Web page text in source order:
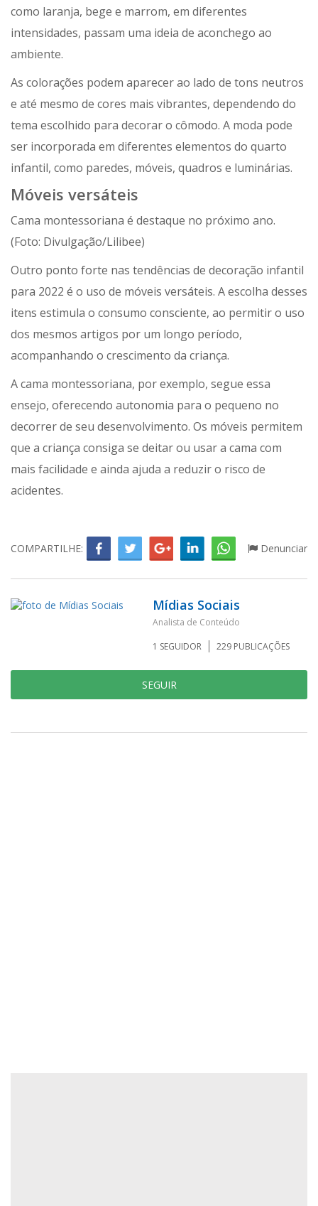
como laranja, bege e marrom, em diferentes
intensidades, passam uma ideia de aconchego ao
ambiente.
As colorações podem aparecer ao lado de tons neutros
e até mesmo de cores mais vibrantes, dependendo do
tema escolhido para decorar o cômodo. A moda pode
ser incorporada em diferentes elementos do quarto
infantil, como paredes, móveis, quadros e luminárias.
Móveis versáteis
Cama montessoriana é destaque no próximo ano.
(Foto: Divulgação/Lilibee)
Outro ponto forte nas tendências de decoração infantil
para 2022 é o uso de móveis versáteis. A escolha desses
itens estimula o consumo consciente, ao permitir o uso
dos mesmos artigos por um longo período,
acompanhando o crescimento da criança.
A cama montessoriana, por exemplo, segue essa
ensejo, oferecendo autonomia para o pequeno no
decorrer de seu desenvolvimento. Os móveis permitem
que a criança consiga se deitar ou usar a cama com
mais facilidade e ainda ajuda a reduzir o risco de
acidentes.
COMPARTILHE: Denunciar
Mídias Sociais
Analista de Conteúdo
1 SEGUIDOR 229 PUBLICAÇÕES
SEGUIR